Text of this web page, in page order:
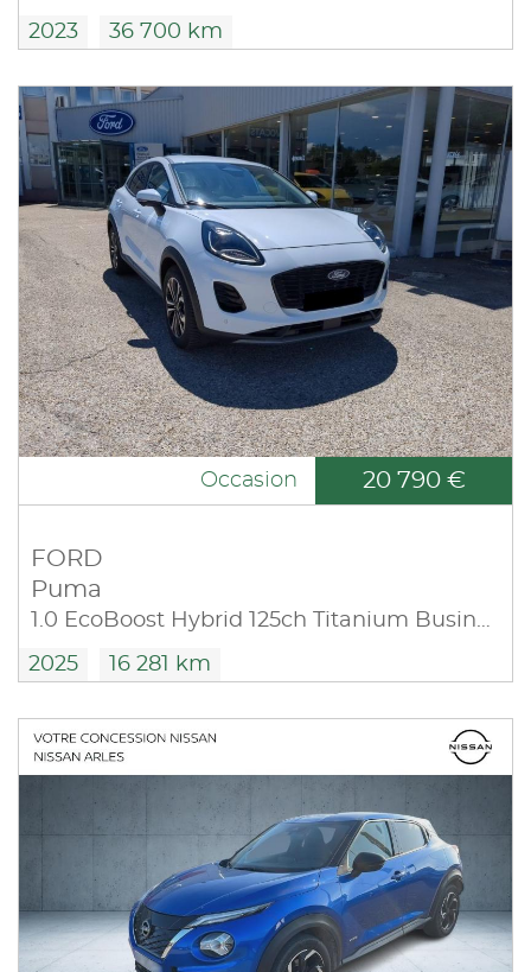
2023 36 700 km
Occasion 20 790 €
FORD
Puma
1.0 EcoBoost Hybrid 125ch Titanium Business S&S
2025 16 281 km